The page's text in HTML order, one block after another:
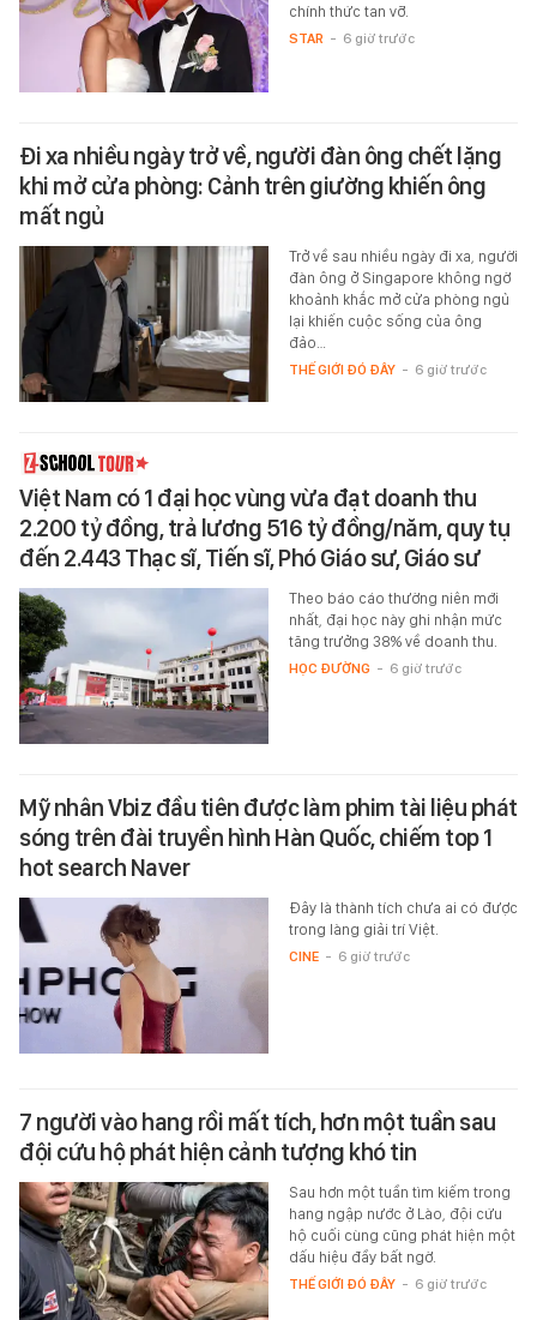
chính thức tan vỡ.
STAR - 6 giờ trước
Đi xa nhiều ngày trở về, người đàn ông chết lặng
khi mở cửa phòng: Cảnh trên giường khiến ông
mất ngủ
Trở về sau nhiều ngày đi xa, người
đàn ông ở Singapore không ngờ
khoảnh khắc mở cửa phòng ngủ
lại khiến cuộc sống của ông
đảo…
THẾ GIỚI ĐÓ ĐÂY - 6 giờ trước
Việt Nam có 1 đại học vùng vừa đạt doanh thu
2.200 tỷ đồng, trả lương 516 tỷ đồng/năm, quy tụ
đến 2.443 Thạc sĩ, Tiến sĩ, Phó Giáo sư, Giáo sư
Theo báo cáo thường niên mới
nhất, đại học này ghi nhận mức
tăng trưởng 38% về doanh thu.
HỌC ĐƯỜNG - 6 giờ trước
Mỹ nhân Vbiz đầu tiên được làm phim tài liệu phát
sóng trên đài truyền hình Hàn Quốc, chiếm top 1
hot search Naver
Đây là thành tích chưa ai có được
trong làng giải trí Việt.
CINE - 6 giờ trước
7 người vào hang rồi mất tích, hơn một tuần sau
đội cứu hộ phát hiện cảnh tượng khó tin
Sau hơn một tuần tìm kiếm trong
hang ngập nước ở Lào, đội cứu
hộ cuối cùng cũng phát hiện một
dấu hiệu đầy bất ngờ.
THẾ GIỚI ĐÓ ĐÂY - 6 giờ trước